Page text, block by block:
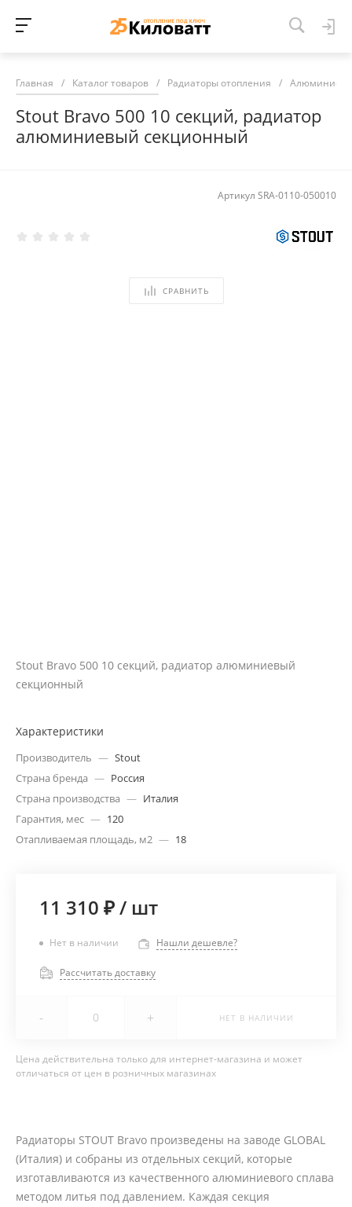
Главная / Каталог товаров / Радиаторы отопления /
Stout Bravo 500 10 секций, радиатор
алюминиевый секционный
Артикул SRA-0110-050010
СРАВНИТЬ
Stout Bravo 500 10 секций, радиатор алюминиевый
секционный
Характеристики
Производитель — Stout
Страна бренда — Россия
Страна производства — Италия
Гарантия, мес — 120
Отапливаемая площадь, м2 — 18
11 310 ₽/ шт
Нет в наличии Нашли дешевле?
Рассчитать доставку
- + НЕТ В НАЛИЧИИ
Цена действительна только для интернет-магазина и может
отличаться от цен в розничных магазинах
Радиаторы STOUT Bravo произведены на заводе GLOBAL
(Италия) и собраны из отдельных секций, которые
изготавливаются из качественного алюминиевого сплава
методом литья под давлением. Каждая секция